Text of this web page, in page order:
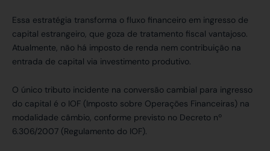
Essa estratégia transforma o fluxo financeiro em ingresso de
capital estrangeiro, que goza de tratamento fiscal vantajoso.
Atualmente, não há imposto de renda nem contribuição na
entrada de capital via investimento produtivo.
O único tributo incidente na conversão cambial para ingresso
do capital é o IOF (Imposto sobre Operações Financeiras) na
modalidade câmbio, conforme previsto no Decreto nº
6.306/2007 (Regulamento do IOF).